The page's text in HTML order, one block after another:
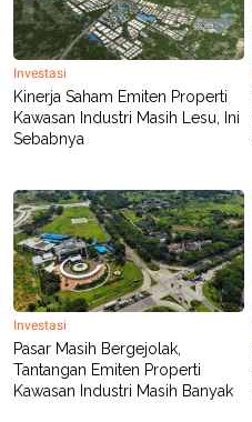
SITEMAP
OF
USE
PEDOMAN
PEMBERITAAN
PRIVACY
POLICY
Investasi
Kinerja Saham Emiten Properti
Kawasan Industri Masih Lesu, Ini
Sebabnya
Investasi
Pasar Masih Bergejolak,
Tantangan Emiten Properti
Kawasan Industri Masih Banyak